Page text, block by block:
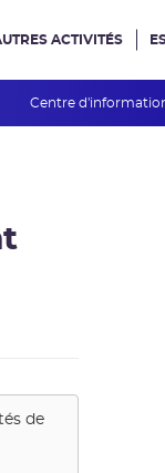
Centre
ACTIVITÉS
de